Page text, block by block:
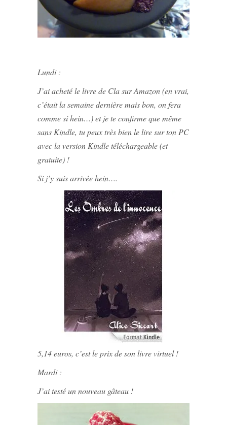
Lundi :
J’ai acheté le livre de Cla sur Amazon (en vrai,
c’était la semaine dernière mais bon, on fera
comme si hein…) et je te confirme que même
sans Kindle, tu peux très bien le lire sur ton PC
avec la version Kindle téléchargeable (et
gratuite) !
Si j’y suis arrivée hein….
5,14 euros, c’est le prix de son livre virtuel !
Mardi :
J’ai testé un nouveau gâteau !